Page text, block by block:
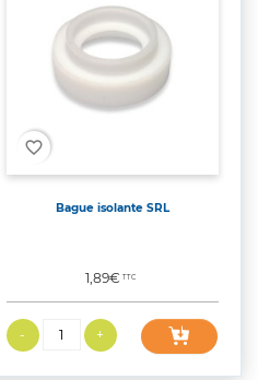
favorite_border
Bague isolante SRL
Prix
1,89€TTC